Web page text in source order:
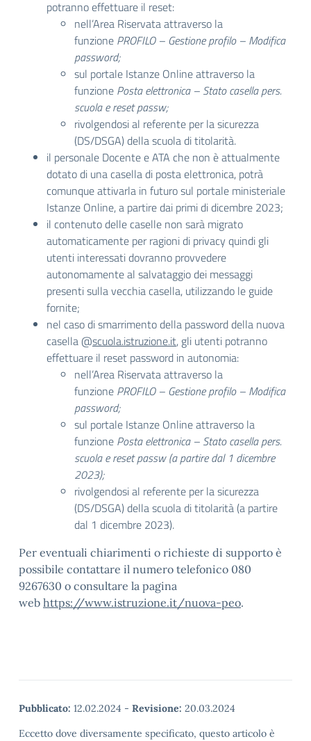
potranno effettuare il reset:
nell’Area Riservata attraverso la
funzione PROFILO – Gestione profilo – Modifica
password;
sul portale Istanze Online attraverso la
funzione Posta elettronica – Stato casella pers.
scuola e reset passw;
rivolgendosi al referente per la sicurezza
(DS/DSGA) della scuola di titolarità.
il personale Docente e ATA che non è attualmente
dotato di una casella di posta elettronica, potrà
comunque attivarla in futuro sul portale ministeriale
Istanze Online, a partire dai primi di dicembre 2023;
il contenuto delle caselle non sarà migrato
automaticamente per ragioni di privacy quindi gli
utenti interessati dovranno provvedere
autonomamente al salvataggio dei messaggi
presenti sulla vecchia casella, utilizzando le guide
fornite;
nel caso di smarrimento della password della nuova
casella @scuola.istruzione.it, gli utenti potranno
effettuare il reset password in autonomia:
nell’Area Riservata attraverso la
funzione PROFILO – Gestione profilo – Modifica
password;
sul portale Istanze Online attraverso la
funzione Posta elettronica – Stato casella pers.
scuola e reset passw (a partire dal 1 dicembre
2023);
rivolgendosi al referente per la sicurezza
(DS/DSGA) della scuola di titolarità (a partire
dal 1 dicembre 2023).
Per eventuali chiarimenti o richieste di supporto è
possibile contattare il numero telefonico 080
9267630 o consultare la pagina
web https://www.istruzione.it/nuova-peo.
Pubblicato: 12.02.2024 - Revisione: 20.03.2024
Eccetto dove diversamente specificato, questo articolo è